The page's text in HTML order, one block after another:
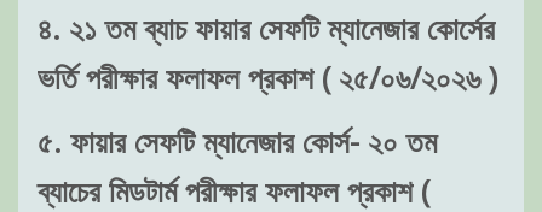
৪. ২১ তম ব্যাচ ফায়ার সেফটি ম্যানেজার কোর্সের
ভর্তি পরীক্ষার ফলাফল প্রকাশ ( ২৫/০৬/২০২৬ )
৫. ফায়ার সেফটি ম্যানেজার কোর্স- ২০ তম
ব্যাচের মিডটার্ম পরীক্ষার ফলাফল প্রকাশ (